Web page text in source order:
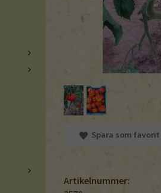
Spara som favorit
Artikelnummer: